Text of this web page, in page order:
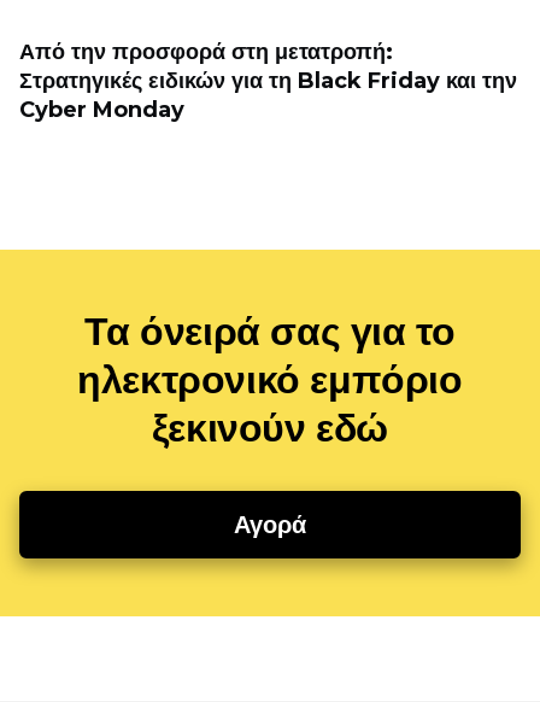
Από την προσφορά στη μετατροπή:
Στρατηγικές ειδικών για τη Black Friday και την
Cyber ​​Monday
Τα όνειρά σας για το
ηλεκτρονικό εμπόριο
ξεκινούν εδώ
Αγορά